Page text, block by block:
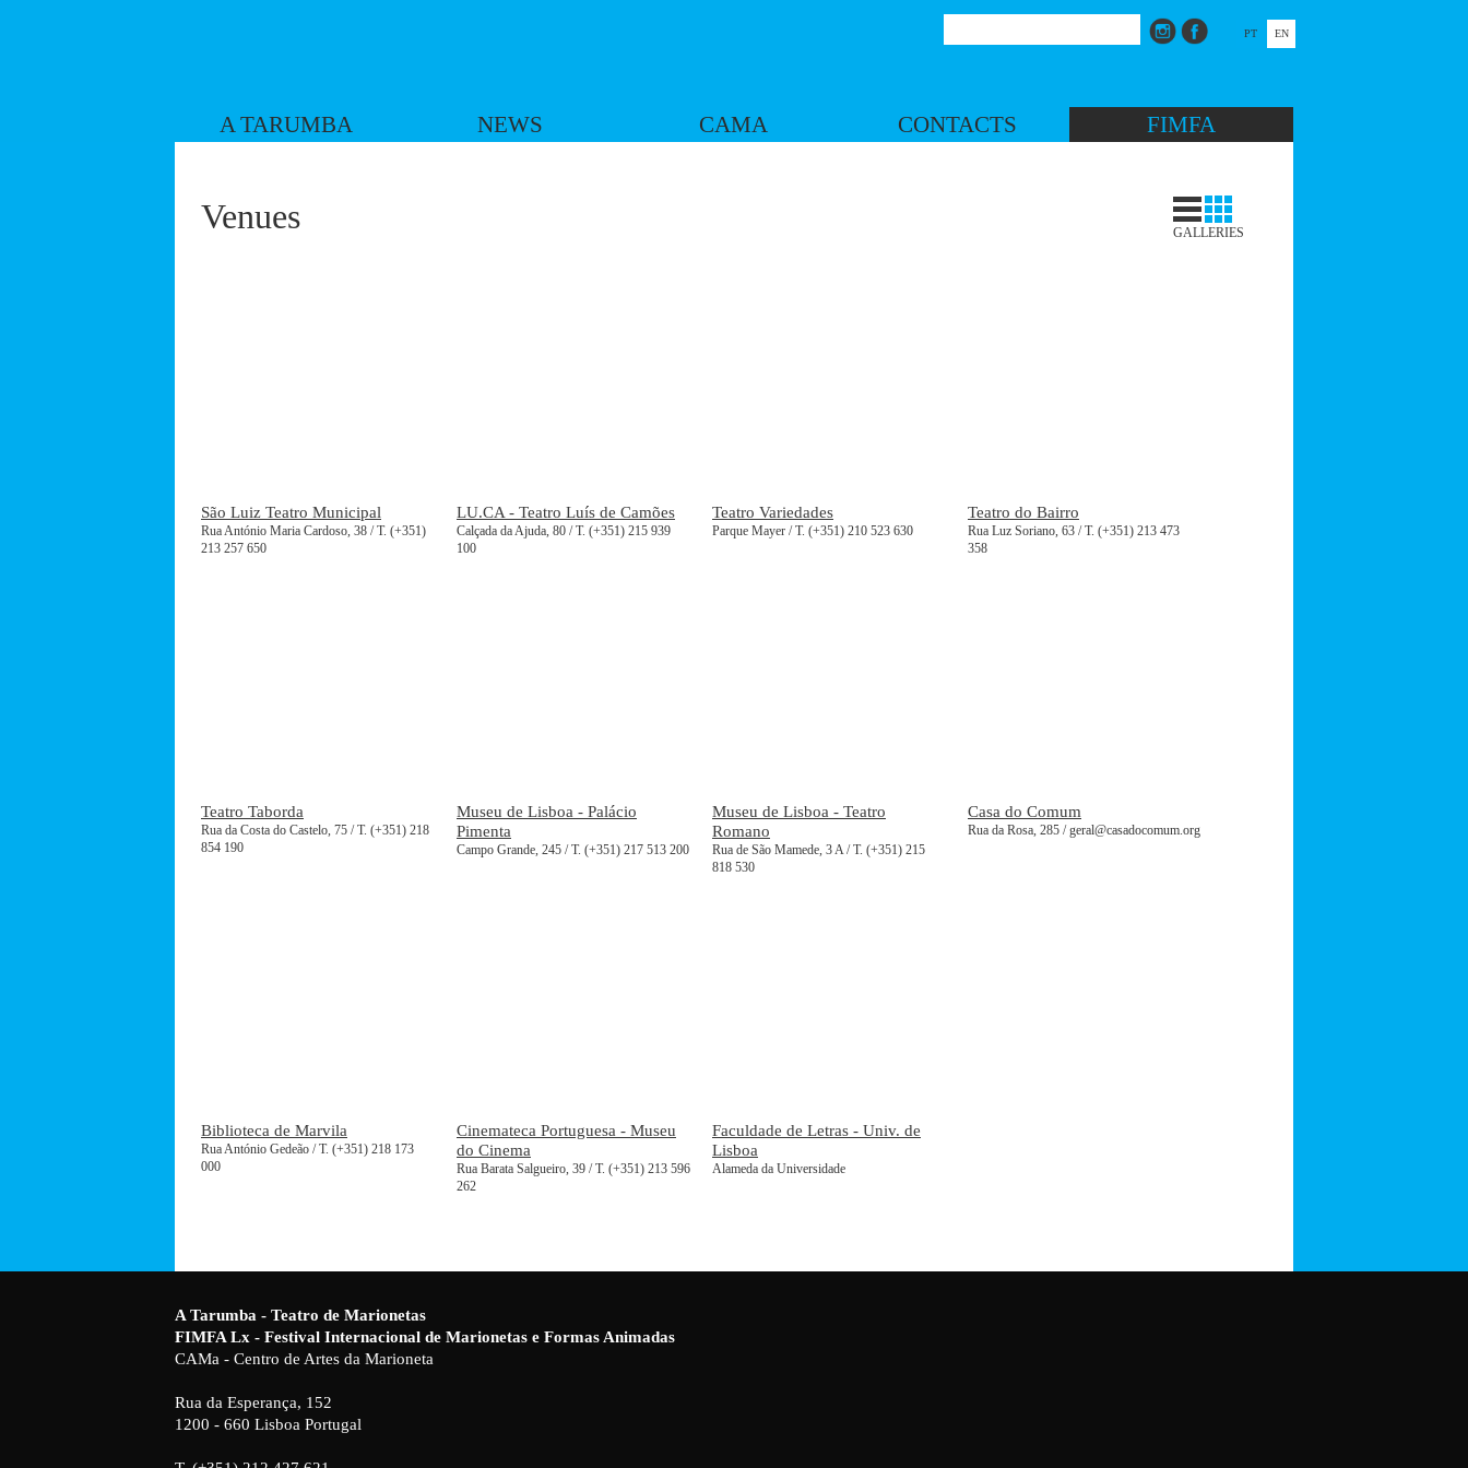
A TARUMBA NEWS CAMA CONTACTS FIMFA
PT EN
GALLERIES
Venues
São Luiz Teatro Municipal
Rua António Maria Cardoso, 38 / T. (+351)
213 257 650
LU.CA - Teatro Luís de Camões
Calçada da Ajuda, 80 / T. (+351) 215 939
100
Teatro Variedades
Parque Mayer / T. (+351) 210 523 630
Teatro do Bairro
Rua Luz Soriano, 63 / T. (+351) 213 473
358
Teatro Taborda
Rua da Costa do Castelo, 75 / T. (+351) 218
854 190
Museu de Lisboa - Palácio
Pimenta
Campo Grande, 245 / T. (+351) 217 513 200
Museu de Lisboa - Teatro
Romano
Rua de São Mamede, 3 A / T. (+351) 215
818 530
Casa do Comum
Rua da Rosa, 285 / geral@casadocomum.org
Biblioteca de Marvila
Rua António Gedeão / T. (+351) 218 173
000
Cinemateca Portuguesa - Museu
do Cinema
Rua Barata Salgueiro, 39 / T. (+351) 213 596
262
Faculdade de Letras - Univ. de
Lisboa
Alameda da Universidade
A Tarumba - Teatro de Marionetas
FIMFA Lx - Festival Internacional de Marionetas e Formas Animadas
CAMa - Centro de Artes da Marioneta
Rua da Esperança, 152
1200 - 660 Lisboa Portugal